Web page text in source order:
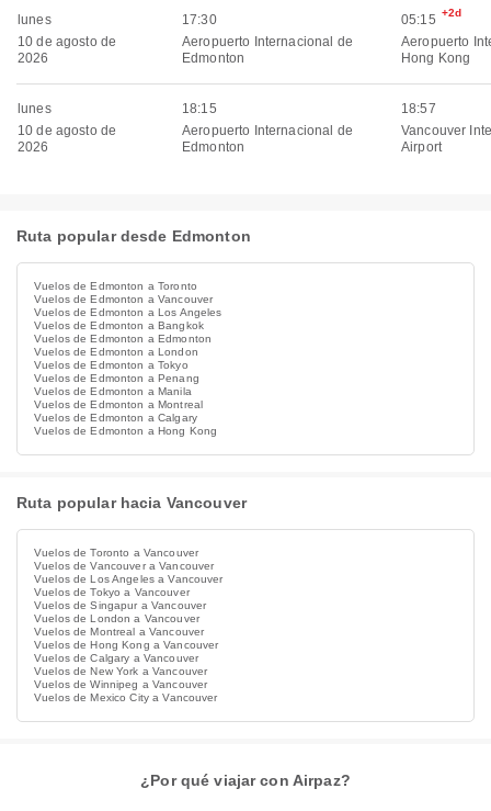
lunes
10 de agosto de
2026
17:30
Aeropuerto Internacional de
Edmonton
05:15 +2d
Aeropuerto
Hong Kong
lunes
10 de agosto de
2026
18:15
Aeropuerto Internacional de
Edmonton
18:57
Vancouver
Airport
Ruta popular desde Edmonton
Vuelos de Edmonton a Toronto
Vuelos de Edmonton a Vancouver
Vuelos de Edmonton a Los Angeles
Vuelos de Edmonton a Bangkok
Vuelos de Edmonton a Edmonton
Vuelos de Edmonton a London
Vuelos de Edmonton a Tokyo
Vuelos de Edmonton a Penang
Vuelos de Edmonton a Manila
Vuelos de Edmonton a Montreal
Vuelos de Edmonton a Calgary
Vuelos de Edmonton a Hong Kong
Ruta popular hacia Vancouver
Vuelos de Toronto a Vancouver
Vuelos de Vancouver a Vancouver
Vuelos de Los Angeles a Vancouver
Vuelos de Tokyo a Vancouver
Vuelos de Singapur a Vancouver
Vuelos de London a Vancouver
Vuelos de Montreal a Vancouver
Vuelos de Hong Kong a Vancouver
Vuelos de Calgary a Vancouver
Vuelos de New York a Vancouver
Vuelos de Winnipeg a Vancouver
Vuelos de Mexico City a Vancouver
¿Por qué viajar con Airpaz?